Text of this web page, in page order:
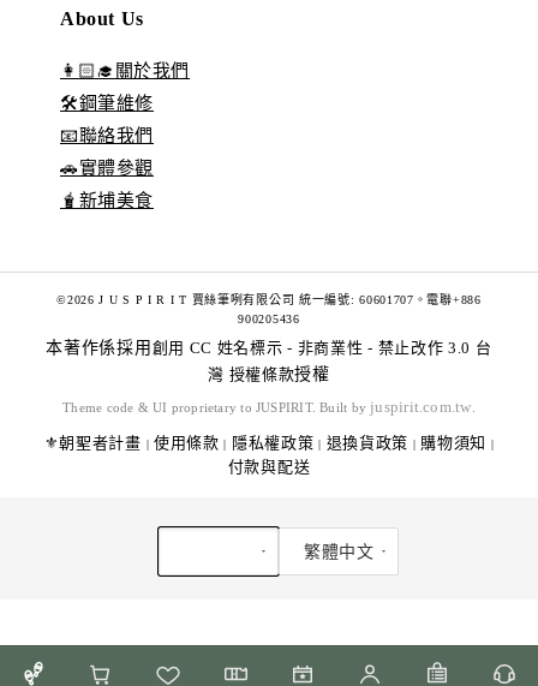
About Us
👩🏻‍🎓關於我們
🛠️鋼筆維修
📧聯絡我們
🚗實體參觀
🧋新埔美食
©2026 J U S P I R I T 賈絲筆咧有限公司 統一編號: 60601707。電聯+886
900205436
本著作係採用 創用 CC 姓名標示 - 非商業性 - 禁止改作 3.0 台
灣 授權條款授權
Theme code & UI proprietary to JUSPIRIT. Built by juspirit.com.tw
⚜️朝聖者計畫 | 使用條款 | 隱私權政策 | 退換貨政策 | 購物須知 |
付款與配送